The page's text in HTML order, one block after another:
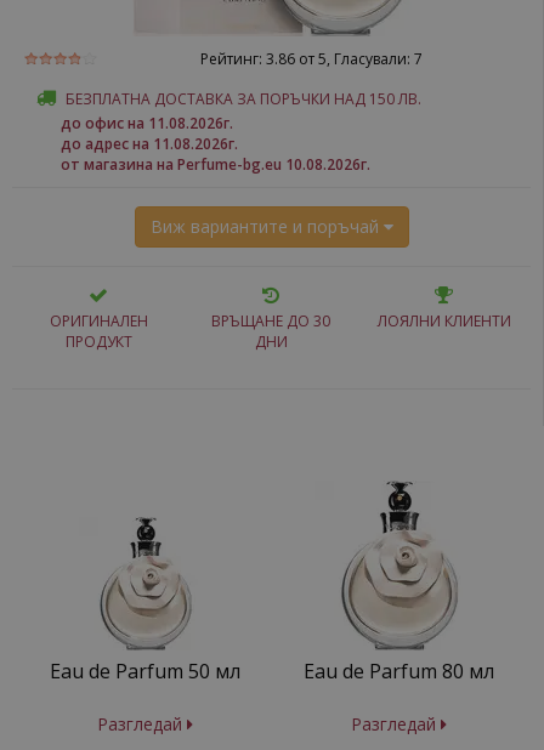
Рейтинг: 3.86от 5, Гласували: 7
БЕЗПЛАТНА ДОСТАВКА ЗА ПОРЪЧКИ НАД 150 ЛВ.
до офис на 11.08.2026г.
до адрес на 11.08.2026г.
от магазина на Perfume-bg.eu 10.08.2026г.
Виж вариантите и поръчай
ОРИГИНАЛЕН
ПРОДУКТ
ВРЪЩАНЕ ДО 30
ДНИ
ЛОЯЛНИ КЛИЕНТИ
Eau de Parfum 50 мл
Разгледай
Eau de Parfum 80 мл
Разгледай